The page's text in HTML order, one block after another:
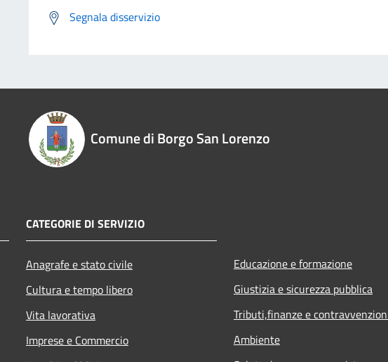
Segnala disservizio
Comune di Borgo San Lorenzo
CATEGORIE DI SERVIZIO
Anagrafe e stato civile
Cultura e tempo libero
Vita lavorativa
Imprese e Commercio
Educazione e formazione
Giustizia e sicurezza pubblica
Tributi,finanze e
Ambiente